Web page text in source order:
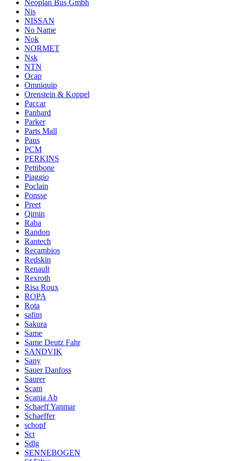
Neoplan Bus Gmbh
Nis
NISSAN
No Name
Nok
NORMET
Nsk
NTN
Ocap
Omniquip
Orenstein & Koppel
Paccar
Panhard
Parker
Parts Mall
Paus
PCM
PERKINS
Pettibone
Piaggio
Poclain
Ponsse
Preet
Qimin
Raba
Randon
Rantech
Recambios
Redskin
Renault
Rexroth
Risa Roux
ROPA
Rota
safim
Sakura
Same
Same Deutz Fahr
SANDVIK
Sany
Sauer Danfoss
Saurer
Scam
Scania Ab
Schaeff Yanmar
Schaeffer
schopf
Sct
Sdlg
SENNEBOGEN